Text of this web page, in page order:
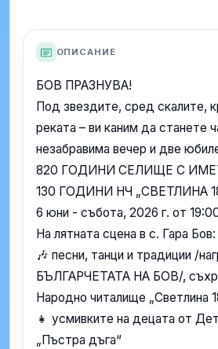
ОПИСАНИЕ
БОВ ПРАЗНУВА!
Под звездите, сред скалите,
реката – ви каним да станете
незабравима вечер и две
820 ГОДИНИ СЕЛИЩЕ С
130 ГОДИНИ НЧ „СВЕТЛИНА
6 юни - събота, 2026 г. от
На лятната сцена в с. Гара Бов:
🎶 песни, танци и традиции /
БЪЛГАРЧЕТАТА НА БОВ/,
Народно читалище „Светлина
👧 усмивките на децата от
„Пъстра дъга“